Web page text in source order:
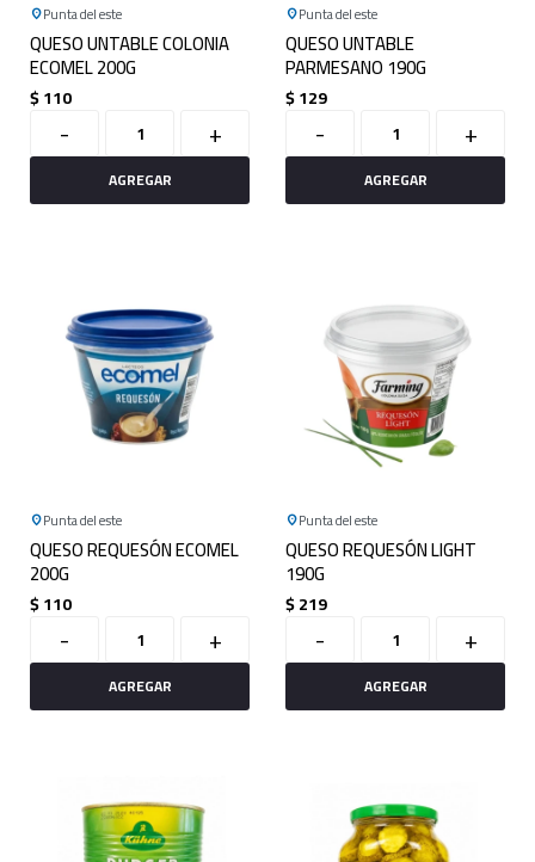
Punta del este
QUESO UNTABLE COLONIA
ECOMEL 200G
$110
- +
Punta del este
QUESO UNTABLE
PARMESANO 190G
$129
- +
Punta del este
QUESO REQUESÓN ECOMEL
200G
$110
- +
Punta del este
QUESO REQUESÓN LIGHT
190G
$219
- +